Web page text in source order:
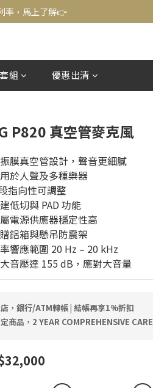
率，馬上了解👉
率，馬上了解👉
率，馬上了解👉
組 優惠出清
P820 真空管麥克風
振膜真空管設計，聲音更細膩
用於人聲及多種樂器
指向性可調整
建低切與 PAD 功能
屬電源供應器穩定性高
贈鋁箱與懸吊防震架
率響應範圍 20 Hz – 20 kHz
大音壓達 155 dB，應對大音量
，銀行/ATM轉帳 | 結帳再享1%折扣
商品，2 YEAR COMPREHENSIVE CARE